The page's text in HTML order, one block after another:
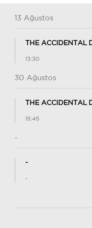
13 Ağustos
THE ACCIDENTAL
13:30
30 Ağustos
THE ACCIDENTAL
15:45
-
-
-